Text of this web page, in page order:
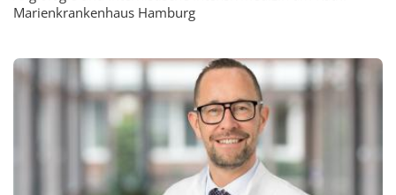
Marienkrankenhaus Hamburg